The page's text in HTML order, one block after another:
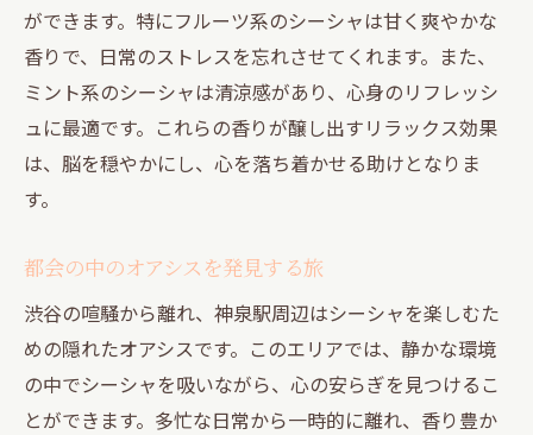
ができます。特にフルーツ系のシーシャは甘く爽やかな
香りで、日常のストレスを忘れさせてくれます。また、
ミント系のシーシャは清涼感があり、心身のリフレッシ
ュに最適です。これらの香りが醸し出すリラックス効果
は、脳を穏やかにし、心を落ち着かせる助けとなりま
す。
都会の中のオアシスを発見する旅
渋谷の喧騒から離れ、神泉駅周辺はシーシャを楽しむた
めの隠れたオアシスです。このエリアでは、静かな環境
の中でシーシャを吸いながら、心の安らぎを見つけるこ
とができます。多忙な日常から一時的に離れ、香り豊か